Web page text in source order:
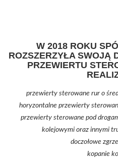
W 2018 ROKU
ROZSZERZYŁA SWOJĄ
PRZEWIERTU
przewierty sterowane rur o
horyzontalne przewierty
przewierty sterowane pod
kolejowymi oraz innymi
doczołowe
kopanie